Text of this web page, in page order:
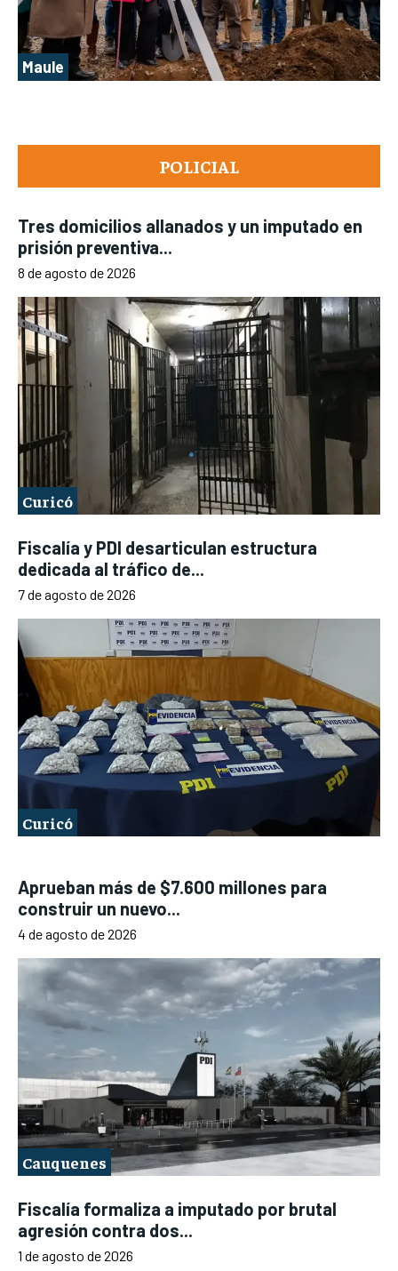
POLICIAL
Tres domicilios allanados y un imputado en
prisión preventiva...
8 de agosto de 2026
Curicó
Fiscalía y PDI desarticulan estructura
dedicada al tráfico de...
7 de agosto de 2026
Curicó
Aprueban más de $7.600 millones para
construir un nuevo...
4 de agosto de 2026
Cauquenes
Fiscalía formaliza a imputado por brutal
agresión contra dos...
1 de agosto de 2026
Maule